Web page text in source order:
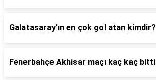
Galatasaray'ın en çok gol atan kimdir?
Fenerbahçe Akhisar maçı kaç kaç bitti